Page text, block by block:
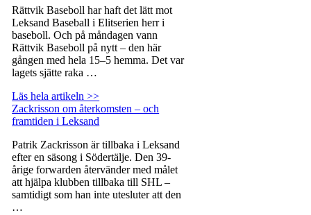
Rättvik Baseboll har haft det lätt mot
Leksand Baseball i Elitserien herr i
baseboll. Och på måndagen vann
Rättvik Baseboll på nytt – den här
gången med hela 15–5 hemma. Det var
lagets sjätte raka …
Läs hela artikeln >>
Zackrisson om återkomsten – och
framtiden i Leksand
Patrik Zackrisson är tillbaka i Leksand
efter en säsong i Södertälje. Den 39-
årige forwarden återvänder med målet
att hjälpa klubben tillbaka till SHL –
samtidigt som han inte utesluter att den
…